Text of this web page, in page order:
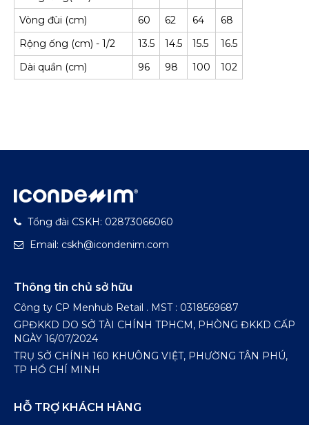
Vòng đùi (cm) 60 62 64
68
Rộng ống (cm) - 1/2
13.5 14.5 15.5
16.5
Dài quần (cm)
96 98 100 102
Tổng đài CSKH: 02873066060
Email: cskh@icondenim.com
Thông tin chủ sở hữu
Công ty CP Menhub Retail . MST : 0318569687
GPĐKKD DO SỞ TÀI CHÍNH TPHCM, PHÒNG ĐKKD CẤP
NGÀY 16/07/2024
TRỤ SỞ CHÍNH 160 KHUÔNG VIỆT, PHƯỜNG TÂN PHÚ,
TP HỒ CHÍ MINH
HỖ TRỢ KHÁCH HÀNG